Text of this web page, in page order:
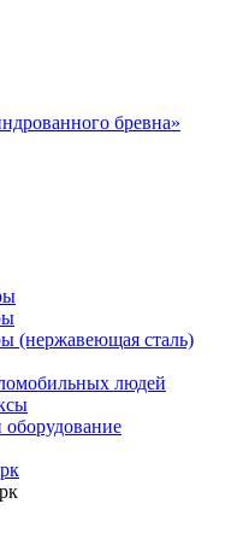
бревна»
(нержавеющая сталь)
людей